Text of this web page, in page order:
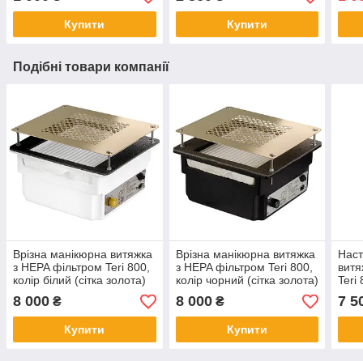
Купити
LED-20 SW
Купити
Подібні товари компанії
Врізна манікюрна витяжка
з HEPA фільтром Teri 800,
колір білий (сітка золота)
8 000 ₴
Купити
Врізна манікюрна витяжка
з HEPA фільтром Teri 800,
колір чорний (сітка золота)
8 000₴
Купити
Teri
7